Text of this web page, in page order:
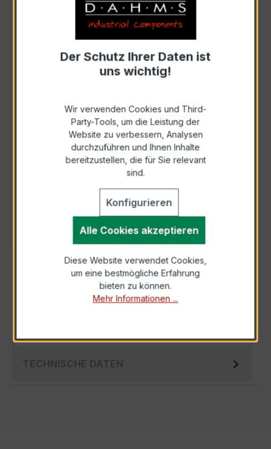
Anfrage schriftlich
Zur Sammelanfrage hinzufügen
Anfrage telefonisch
Als PDF exportieren
BESCHREIBUNG
Der EWSK 31.5 50/5A 5VA Kl.0,5 ist Ihr
zuverlässiger Begleiter in der Strommessung,
TECHNISCHE DATEN
Der Schutz Ihrer Daten ist
uns wichtig!
Wir verwenden Cookies und Third-
Party-Tools, um die Leistung der
Website zu verbessern, Analysen
durchzuführen und Ihnen Inhalte
bereitzustellen, die für Sie relevant
sind.
Konfigurieren
Alle Cookies akzeptieren
Diese Website verwendet Cookies,
um eine bestmögliche Erfahrung
bieten zu können.
Mehr Informationen ...